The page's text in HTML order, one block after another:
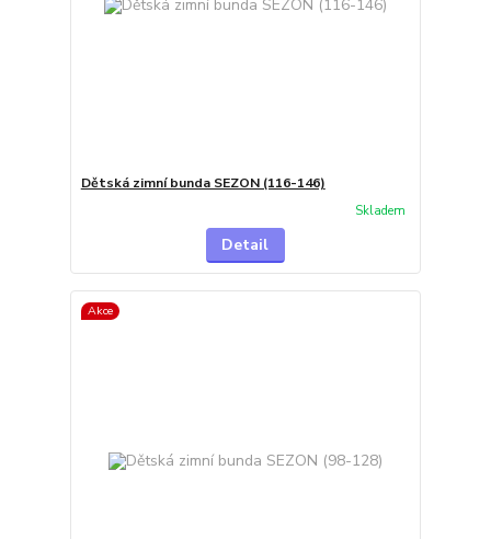
Dětská zimní bunda SEZON (116-146)
Skladem
Detail
Akce